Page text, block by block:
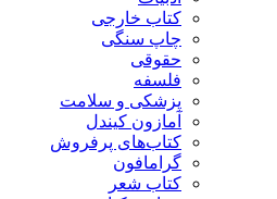
کتاب خارجی
چاپ سنگی
حقوقی
فلسفه
پزشکی و سلامت
آمازون کیندل
کتاب‌های پرفروش
گرامافون
کتاب شعر